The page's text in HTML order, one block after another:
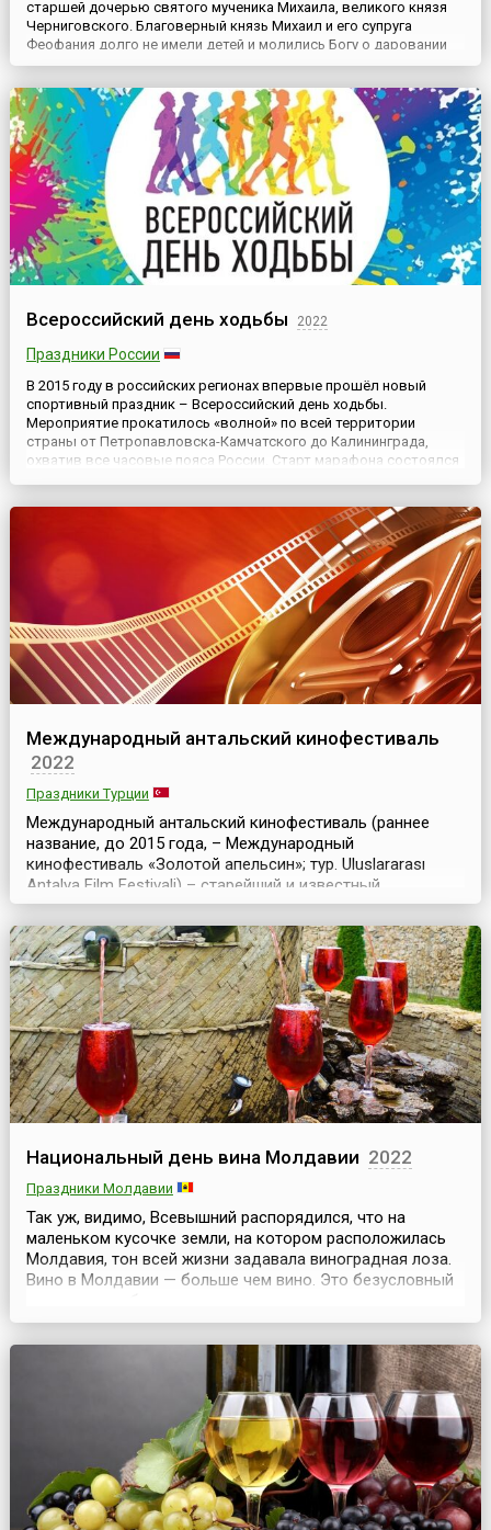
старшей дочерью святого мученика Михаила, великого князя
Черниговского. Благоверный князь Михаил и его супруга
Феофания долго не имели детей и молились Богу о даровании
им ребенка. Трижды явилась им Пресвятая Богородица и
нужно назвать Феодулией, и она будет служительницей
церкви.К...
Всероссийский день ходьбы 2022
Праздники России
В 2015 году в российских регионах впервые прошёл новый
спортивный праздник – Всероссийский день ходьбы.
Мероприятие прокатилось «волной» по всей территории
страны от Петропавловска-Камчатского до Калининграда,
охватив все часовые пояса России. Старт марафона состоялся
Международный антальский кинофестиваль
2022
Праздники Турции
Международный антальский кинофестиваль (раннее
название, до 2015 года, – Международный
кинофестиваль «Золотой апельсин»; тур. Uluslararası
Antalya Film Festivali) – старейший и известный
кинофестиваль в Азии и наиболее значимое событие в
сфере турецкого кинематографа. Он организован
Фондом культуры и искусства Антальи (AKSAV) при
поддержке мэра города. Фестиваль, прозванный в
Турции Оскаром на...
Национальный день вина Молдавии 2022
Праздники Молдавии
Так уж, видимо, Всевышний распорядился, что на
маленьком кусочке земли, на котором расположилась
Молдавия, тон всей жизни задавала виноградная лоза.
Вино в Молдавии — больше чем вино. Это безусловный
напоминает виноградную гроздь.Виноделие у молдаван
— в генах. В каждом дворе — винзавод, и каждый
молдаванин — гурман.Как признание значимост...